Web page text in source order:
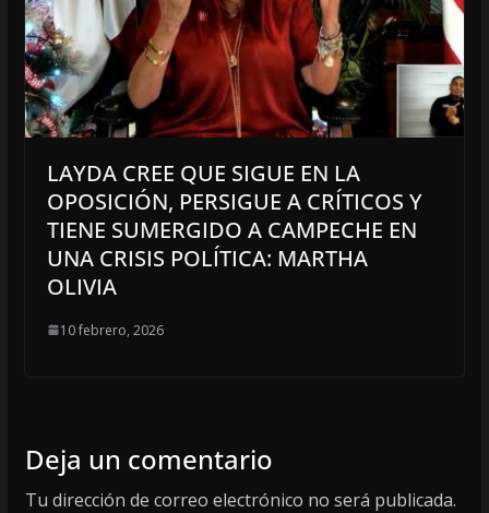
LAYDA CREE QUE SIGUE EN LA
OPOSICIÓN, PERSIGUE A CRÍTICOS Y
TIENE SUMERGIDO A CAMPECHE EN
UNA CRISIS POLÍTICA: MARTHA
OLIVIA
10 febrero, 2026
Deja un comentario
Tu dirección de correo electrónico no será publicada.